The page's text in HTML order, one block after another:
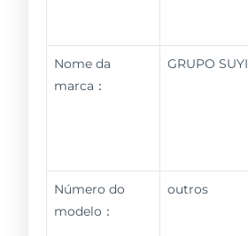
Nome da
marca：
GRUPO SUYI
Número do
modelo：
outros